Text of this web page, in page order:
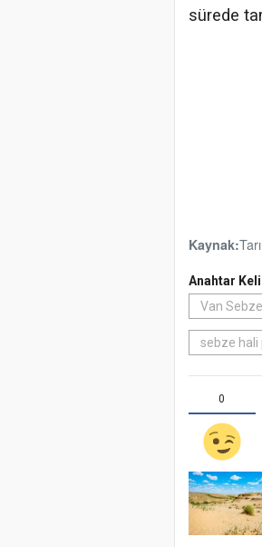
sürede
Kaynak:
Anahtar
Van
sebze hali
0